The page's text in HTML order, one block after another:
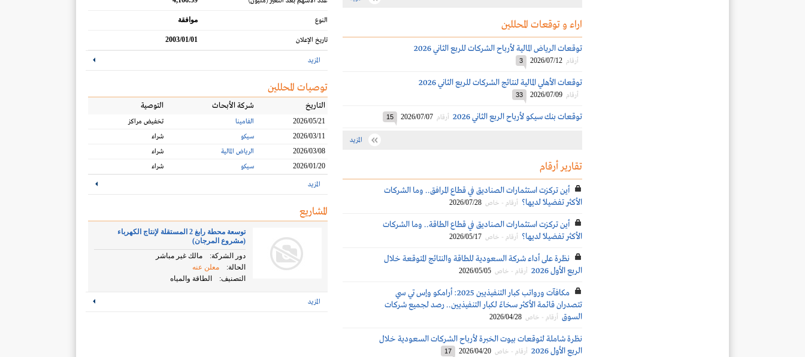
اراء و توقعات المحللين
توقعات الرياض المالية لأرباح الشركات للربع الثاني 2026
أرقام 2026/07/12
3
توقعات الأهلي المالية لنتائج الشركات للربع الثاني 2026
أرقام 2026/07/09
33
توقعات بنك سيكو لأرباح الربع الثاني 2026 أرقام 2026/07/07
15
المزيد
تقارير أرقام
أين تركزت استثمارات الصناديق في قطاع المرافق.. وما الشركات
الأكثر تفضيلاً لديها؟ أرقام - خاص 2026/07/28
أين تركزت استثمارات الصناديق في قطاع الطاقة.. وما الشركات
الأكثر تفضيلاً لديها؟ أرقام - خاص 2026/05/17
نظرة على أداء شركة السعودية للطاقة والنتائج المتوقعة خلال
الربع الأول 2026
أرقام - خاص 2026/05/05
مكافآت ورواتب كبار التنفيذيين 2025: أرامكو وإس تي سي
تتصدران قائمة الأكثر سخاءً لكبار التنفيذيين.. رصد لجميع شركات
السوق أرقام - خاص 2026/04/28
نظرة شاملة لتوقعات بيوت الخبرة لأرباح الشركات السعودية خلال
الربع الأول 2026
أرقام - خاص 2026/04/20
17
النوع موافقة
تاريخ الإعلان 2003/01/01
المزيد
توصيات المحللين
التاريخ شركة الأبحاث التوصية
2026/05/21 الفامينا
تخفيض مراكز
2026/03/11
سيكو
شراء
2026/03/08
الرياض المالية
شراء
2026/01/20
سيكو شراء
المزيد
المشاريع
توسعة محطة رابغ 2 المستقلة لإنتاج الكهرباء
(مشروع المرجان)
دور الشركة:
مالك غير مباشر
الحالة:
معلن عنه
التصنيف:
الطاقة والمياه
المزيد